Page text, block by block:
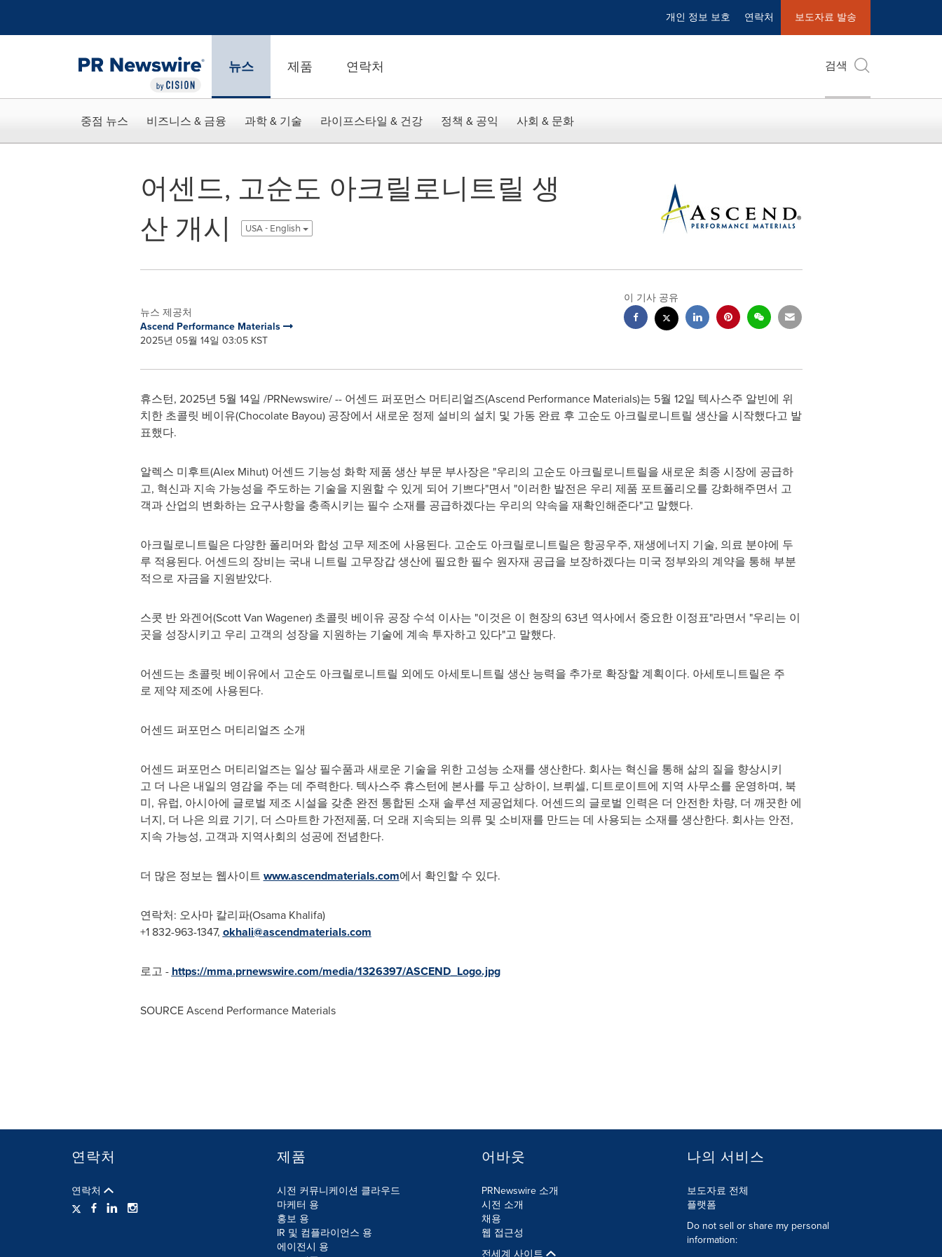
개인 정보 보호 연락처 보도자료 발송
뉴스 제품 연락처 검색
중점 뉴스 비즈니스 & 금융 과학 & 기술 라이프스타일 & 건강 정책 & 공익 사회 & 문화
어센드, 고순도 아크릴로니트릴 생
산 개시
USA - English
뉴스 제공처
Ascend Performance Materials
2025년 05월 14일 03:05 KST
이 기사 공유
휴스턴, 2025년 5월 14일 /PRNewswire/ -- 어센드 퍼포먼스 머티리얼즈(Ascend Performance Materials)는 5월 12일 텍사스주 알빈에 위
치한 초콜릿 베이유(Chocolate Bayou) 공장에서 새로운 정제 설비의 설치 및 가동 완료 후 고순도 아크릴로니트릴 생산을 시작했다고 발
표했다.
알렉스 미후트(Alex Mihut) 어센드 기능성 화학 제품 생산 부문 부사장은 "우리의 고순도 아크릴로니트릴을 새로운 최종 시장에 공급하
고, 혁신과 지속 가능성을 주도하는 기술을 지원할 수 있게 되어 기쁘다"면서 "이러한 발전은 우리 제품 포트폴리오를 강화해주면서 고
객과 산업의 변화하는 요구사항을 충족시키는 필수 소재를 공급하겠다는 우리의 약속을 재확인해준다"고 말했다.
아크릴로니트릴은 다양한 폴리머와 합성 고무 제조에 사용된다. 고순도 아크릴로니트릴은 항공우주, 재생에너지 기술, 의료 분야에 두
루 적용된다. 어센드의 장비는 국내 니트릴 고무장갑 생산에 필요한 필수 원자재 공급을 보장하겠다는 미국 정부와의 계약을 통해 부분
적으로 자금을 지원받았다.
스콧 반 와겐어(Scott Van Wagener) 초콜릿 베이유 공장 수석 이사는 "이것은 이 현장의 63년 역사에서 중요한 이정표"라면서 "우리는 이
곳을 성장시키고 우리 고객의 성장을 지원하는 기술에 계속 투자하고 있다"고 말했다.
어센드는 초콜릿 베이유에서 고순도 아크릴로니트릴 외에도 아세토니트릴 생산 능력을 추가로 확장할 계획이다. 아세토니트릴은 주
로 제약 제조에 사용된다.
어센드 퍼포먼스 머티리얼즈 소개
어센드 퍼포먼스 머티리얼즈는 일상 필수품과 새로운 기술을 위한 고성능 소재를 생산한다. 회사는 혁신을 통해 삶의 질을 향상시키
고 더 나은 내일의 영감을 주는 데 주력한다. 텍사스주 휴스턴에 본사를 두고 상하이, 브뤼셀, 디트로이트에 지역 사무소를 운영하며, 북
미, 유럽, 아시아에 글로벌 제조 시설을 갖춘 완전 통합된 소재 솔루션 제공업체다. 어센드의 글로벌 인력은 더 안전한 차량, 더 깨끗한 에
너지, 더 나은 의료 기기, 더 스마트한 가전제품, 더 오래 지속되는 의류 및 소비재를 만드는 데 사용되는 소재를 생산한다. 회사는 안전,
지속 가능성, 고객과 지역사회의 성공에 전념한다.
더 많은 정보는 웹사이트 www.ascendmaterials.com에서 확인할 수 있다.
연락처: 오사마 칼리파(Osama Khalifa)
+1 832-963-1347, okhali@ascendmaterials.com
로고 - https://mma.prnewswire.com/media/1326397/ASCEND_Logo.jpg
SOURCE Ascend Performance Materials
연락처
연락처
제품
시전 커뮤니케이션 클라우드
마케터 용
홍보 용
IR 및 컴플라이언스 용
에이전시 용
어바웃
PRNewswire 소개
시전 소개
채용
웹 접근성
전세계 사이트
나의 서비스
보도자료 전체
플랫폼
Do not sell or share my personal
information: